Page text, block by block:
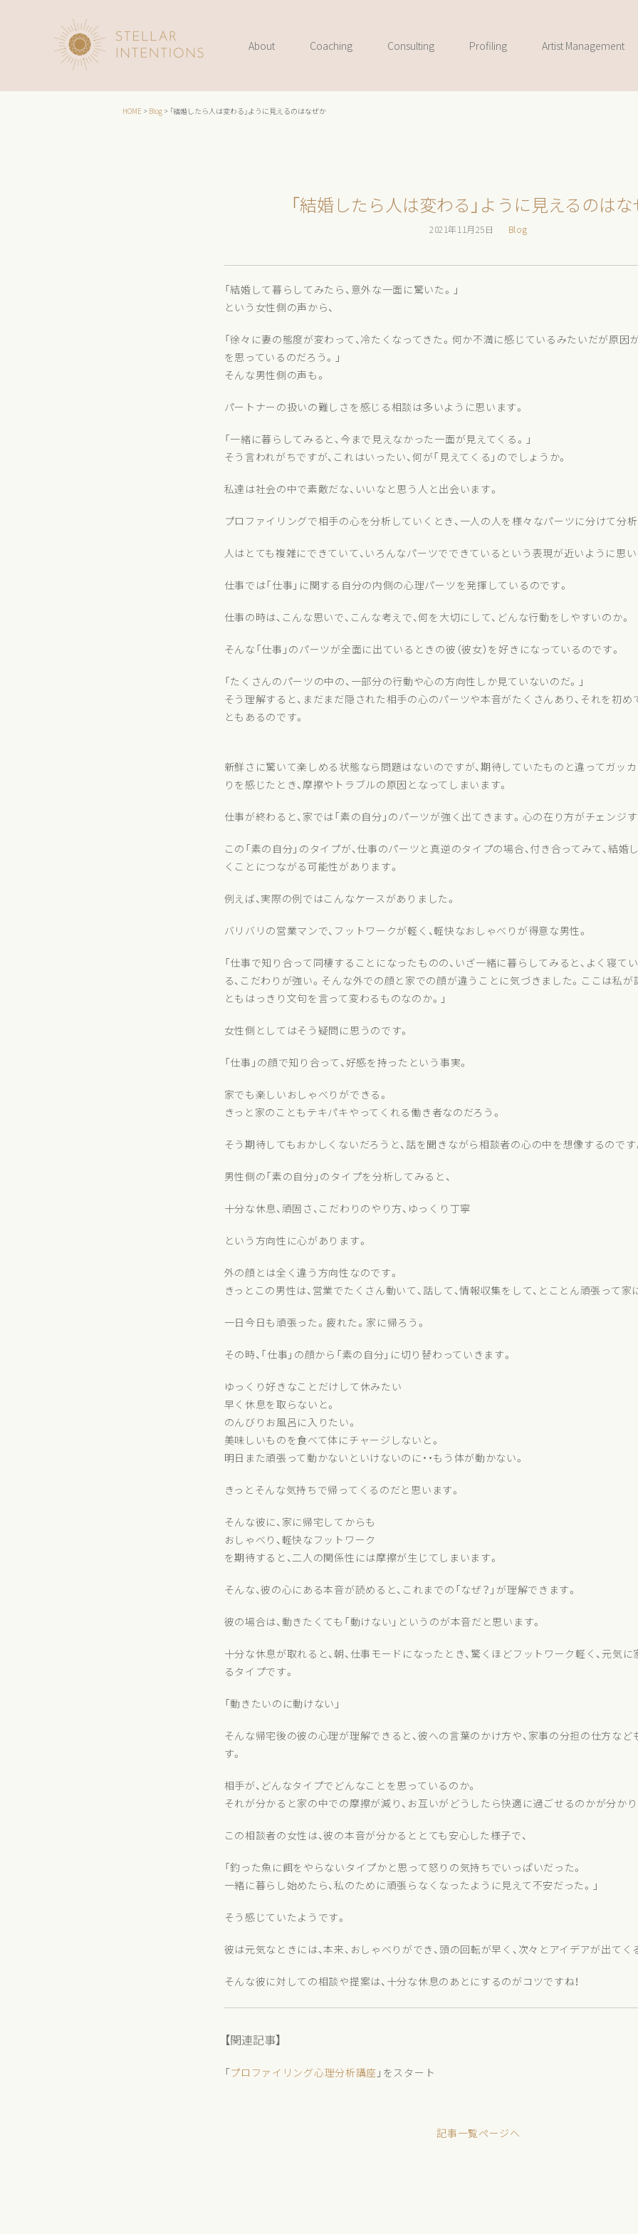
About Coaching Consulting Profiling Artist Management
HOME > Blog > 「結婚したら人は変わる」ように見えるのはなぜか
「結婚したら人は変わる」ように見えるのは
2021年11月25日 Blog
「結婚して暮らしてみたら、意外な一面に驚いた。」
という女性側の声から、
「徐々に妻の態度が変わって、冷たくなってきた。何か不満に感じているみたいだが原因
を思っているのだろう。」
そんな男性側の声も。
パートナーの扱いの難しさを感じる相談は多いように思います。
「一緒に暮らしてみると、今まで見えなかった一面が見えてくる。」
そう言われがちですが、これはいったい、何が「見えてくる」のでしょうか。
私達は社会の中で素敵だな、いいなと思う人と出会います。
プロファイリングで相手の心を分析していくとき、一人の人を様々なパーツに分けて分析
人はとても複雑にできていて、いろんなパーツでできているという表現が近いように思い
仕事では「仕事」に関する自分の内側の心理パーツを発揮しているのです。
仕事の時は、こんな思いで、こんな考えで、何を大切にして、どんな行動をしやすいのか。
そんな「仕事」のパーツが全面に出ているときの彼（彼女）を好きになっているのです。
「たくさんのパーツの中の、一部分の行動や心の方向性しか見ていないのだ。」
そう理解すると、まだまだ隠された相手の心のパーツや本音がたくさんあり、それを初め
ともあるのです。
新鮮さに驚いて楽しめる状態なら問題はないのですが、期待していたものと違ってガッカ
りを感じたとき、摩擦やトラブルの原因となってしまいます。
仕事が終わると、家では「素の自分」のパーツが強く出てきます。心の在り方がチェンジす
この「素の自分」のタイプが、仕事のパーツと真逆のタイプの場合、付き合ってみて、結婚
くことにつながる可能性があります。
例えば、実際の例ではこんなケースがありました。
バリバリの営業マンで、フットワークが軽く、軽快なおしゃべりが得意な男性。
「仕事で知り合って同棲することになったものの、いざ一緒に暮らしてみると、よく寝て
る、こだわりが強い。そんな外での顔と家での顔が違うことに気づきました。ここは私が
ともはっきり文句を言って変わるものなのか。」
女性側としてはそう疑問に思うのです。
「仕事」の顔で知り合って、好感を持ったという事実。
家でも楽しいおしゃべりができる。
きっと家のこともテキパキやってくれる働き者なのだろう。
そう期待してもおかしくないだろうと、話を聞きながら相談者の心の中を想像するのです
男性側の「素の自分」のタイプを分析してみると、
十分な休息、頑固さ、こだわりのやり方、ゆっくり丁寧
という方向性に心があります。
外の顔とは全く違う方向性なのです。
きっとこの男性は、営業でたくさん動いて、話して、情報収集をして、とことん頑張って家
一日今日も頑張った。疲れた。家に帰ろう。
その時、「仕事」の顔から「素の自分」に切り替わっていきます。
ゆっくり好きなことだけして休みたい
早く休息を取らないと。
のんびりお風呂に入りたい。
美味しいものを食べて体にチャージしないと。
明日また頑張って動かないといけないのに・・もう体が動かない。
きっとそんな気持ちで帰ってくるのだと思います。
そんな彼に、家に帰宅してからも
おしゃべり、軽快なフットワーク
を期待すると、二人の関係性には摩擦が生じてしまいます。
そんな、彼の心にある本音が読めると、これまでの「なぜ？」が理解できます。
彼の場合は、動きたくても「動けない」というのが本音だと思います。
十分な休息が取れると、朝、仕事モードになったとき、驚くほどフットワーク軽く、元気
るタイプです。
「動きたいのに動けない」
そんな帰宅後の彼の心理が理解できると、彼への言葉のかけ方や、家事の分担の仕方など
す。
相手が、どんなタイプでどんなことを思っているのか。
それが分かると家の中での摩擦が減り、お互いがどうしたら快適に過ごせるのかが分かり
この相談者の女性は、彼の本音が分かるととても安心した様子で、
「釣った魚に餌をやらないタイプかと思って怒りの気持ちでいっぱいだった。
一緒に暮らし始めたら、私のために頑張らなくなったように見えて不安だった。」
そう感じていたようです。
彼は元気なときには、本来、おしゃべりができ、頭の回転が早く、次々とアイデアが出てく
そんな彼に対しての相談や提案は、十分な休息のあとにするのがコツですね！
【関連記事】
「プロファイリング心理分析講座 」をスタート
記事一覧ページへ